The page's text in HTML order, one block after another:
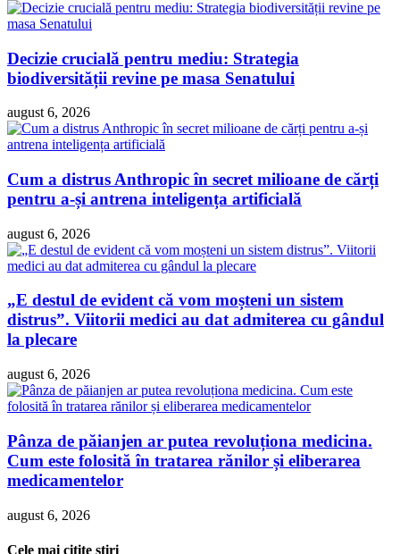
Decizie crucială pentru mediu: Strategia
biodiversității revine pe masa Senatului
august 6, 2026
Cum a distrus Anthropic în secret milioane de cărți
pentru a-și antrena inteligența artificială
august 6, 2026
„E destul de evident că vom moșteni un sistem
distrus”. Viitorii medici au dat admiterea cu gândul
la plecare
august 6, 2026
Pânza de păianjen ar putea revoluționa medicina.
Cum este folosită în tratarea rănilor și eliberarea
medicamentelor
august 6, 2026
Cele mai citite ştiri